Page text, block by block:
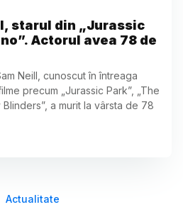
starul din „Jurassic
Actorul avea 78 de
Neill, cunoscut în întreaga
precum „Jurassic Park”, „The
a murit la vârsta de 78
Actualitate